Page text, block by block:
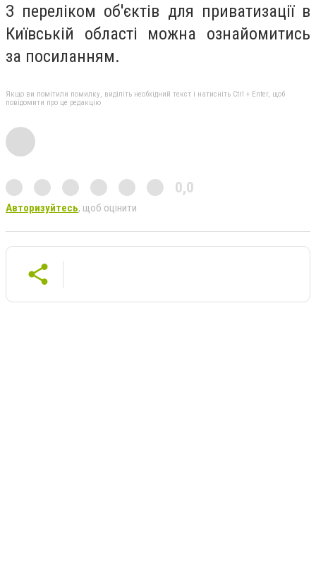
З переліком об'єктів для приватизації в
Київській області можна ознайомитись
за посиланням.
Якщо ви помітили помилку, виділіть необхідний текст і натисніть Ctrl + Enter, щоб
повідомити про це редакцію
0,0
Авторизуйтесь, щоб оцінити